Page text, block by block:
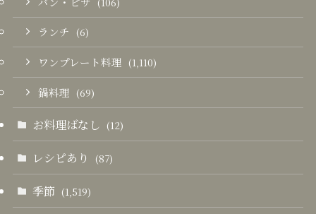
ランチ (6)
ワンプレート料理 (1,110)
鍋料理 (69)
お料理ばなし (12)
レシピあり (87)
季節 (1,519)